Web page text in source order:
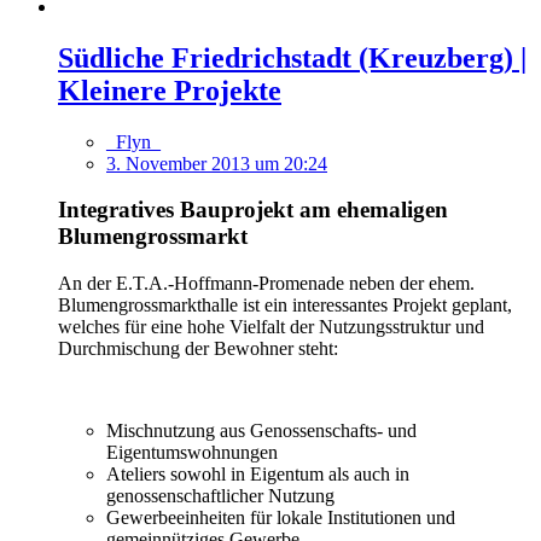
Südliche Friedrichstadt (Kreuzberg) |
Kleinere Projekte
_Flyn_
3. November 2013 um 20:24
Integratives Bauprojekt am ehemaligen
Blumengrossmarkt
An der E.T.A.-Hoffmann-Promenade neben der ehem.
Blumengrossmarkthalle ist ein interessantes Projekt geplant,
welches für eine hohe Vielfalt der Nutzungsstruktur und
Durchmischung der Bewohner steht:
Mischnutzung aus Genossenschafts- und
Eigentumswohnungen
Ateliers sowohl in Eigentum als auch in
genossenschaftlicher Nutzung
Gewerbeeinheiten für lokale Institutionen und